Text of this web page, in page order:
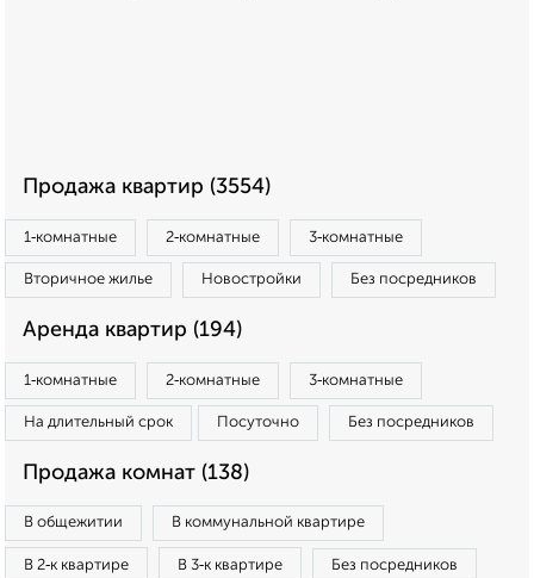
Продажа квартир (3554)
1‑комнатные 2‑комнатные 3‑комнатные
Вторичное жилье Новостройки Без посредников
Аренда квартир (194)
1‑комнатные 2‑комнатные 3‑комнатные
На длительный срок Посуточно Без посредников
Продажа комнат (138)
В общежитии В коммунальной квартире
В 2‑к квартире В 3‑к квартире Без посредников